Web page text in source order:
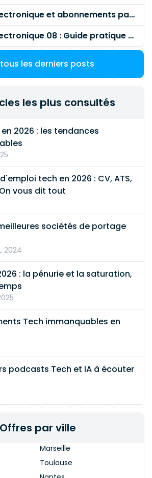
Facturation électronique et abonnements payés par la société
Facturation électronique 08 : Guide pratique des impôts
les derniers posts
les plus consultés
en 2026 : les tendances
tech en 2026 : CV, ATS,
vous dit tout
sociétés de portage
2024
: la pénurie et la saturation,
Tech immanquables en
podcasts Tech et IA à écouter
Offres par ville
Marseille
Toulouse